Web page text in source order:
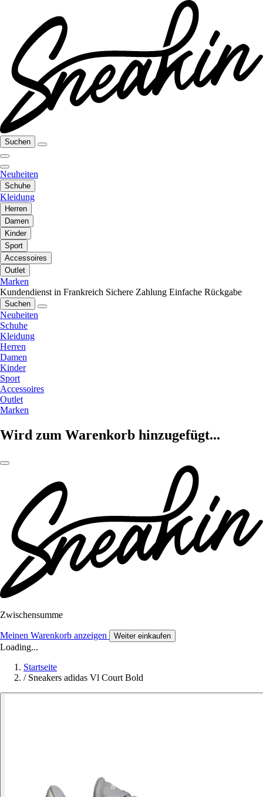
Suchen
Neuheiten
Schuhe
Kleidung
Herren
Damen
Kinder
Sport
Accessoires
Outlet
Marken
Kundendienst in Frankreich Sichere Zahlung Einfache Rückgabe
Suchen
Neuheiten
Schuhe
Kleidung
Herren
Damen
Kinder
Sport
Accessoires
Outlet
Marken
Wird zum Warenkorb hinzugefügt...
Zwischensumme
Meinen Warenkorb anzeigen Weiter einkaufen
Loading...
Startseite
/ Sneakers adidas Vl Court Bold